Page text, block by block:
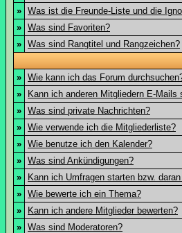
» Was ist die Freunde-Liste und die
» Was sind Favoriten?
» Was sind Rangtitel und Rangzeichen?
» Wie kann ich das Forum
»
Kann ich anderen Mitgliedern E-Mails
» Was sind private Nachrichten?
» Wie verwende ich die Mitgliederliste?
» Wie benutze ich den Kalender?
» Was sind Ankündigungen?
»
Kann ich Umfragen starten bzw.
» Wie bewerte ich ein Thema?
»
Kann ich andere Mitglieder bewerten?
» Was sind Moderatoren?